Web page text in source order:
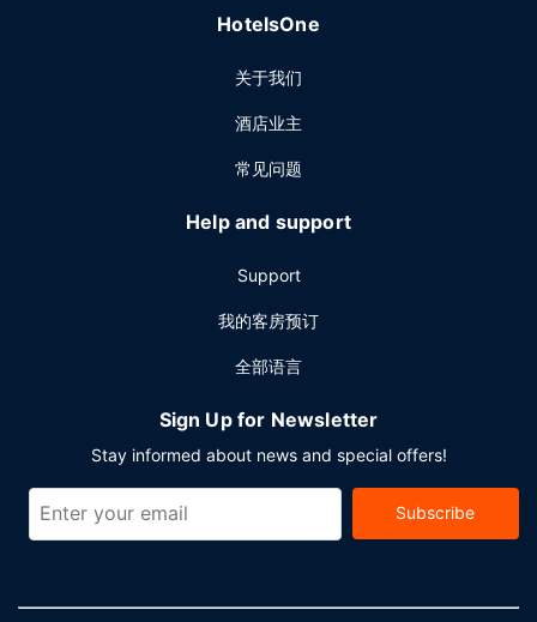
HotelsOne
关于我们
酒店业主
常见问题
Help and support
Support
我的客房预订
全部语言
Sign Up for Newsletter
Stay informed about news and special offers!
Subscribe